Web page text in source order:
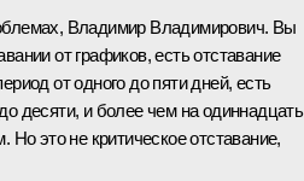
Владимир Владимирович. Вы
от графиков, есть отставание
от одного до пяти дней, есть
десяти, и более чем на одиннадцать
Но это не критическое отставание,